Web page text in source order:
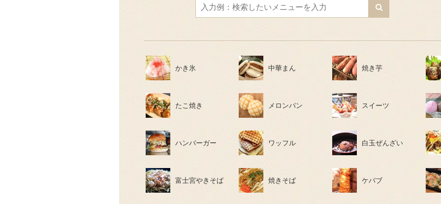
かき氷 中華まん 焼き芋
たこ焼き メロンパン スイーツ
ハンバーガー ワッフル 白玉ぜんざい
富士宮やきそば 焼きそば ケバブ